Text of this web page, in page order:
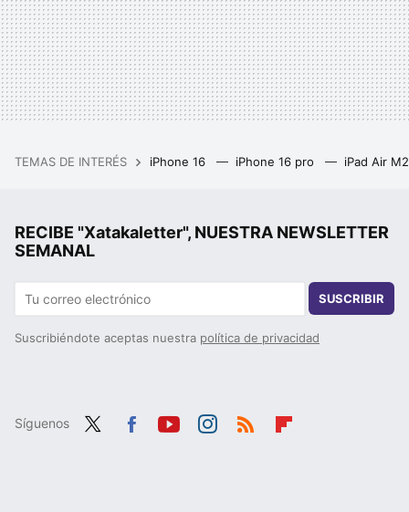
TEMAS DE INTERÉS iPhone 16 iPhone 16 pro iPad Air
RECIBE "Xatakaletter", NUESTRA NEWSLETTER
SEMANAL
SUSCRIBIR
Suscribiéndote aceptas nuestra política de privacidad
Síguenos